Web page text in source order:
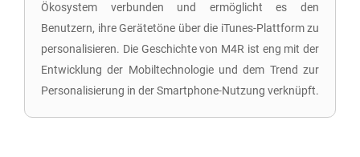
Ökosystem verbunden und ermöglicht es den
Benutzern, ihre Gerätetöne über die iTunes-Plattform zu
personalisieren. Die Geschichte von M4R ist eng mit der
Entwicklung der Mobiltechnologie und dem Trend zur
Personalisierung in der Smartphone-Nutzung verknüpft.